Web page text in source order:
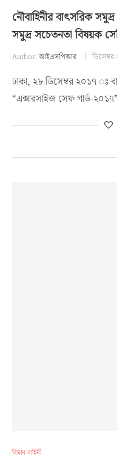
নৌবাহিনীর বাৎসরিক
সমুদ্র সচেতনতা বিষয়ক
Author:আইএসপিআর
ঢাকা, ২৮ ডিসেম্বর ২০১৭ ঃ
“এক্সারসাইজ সেফ গার্ড-
বিমান বাহিনী